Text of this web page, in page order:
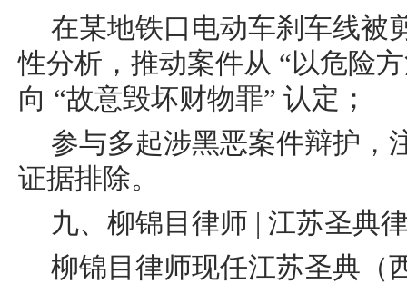
在某地铁口电动车刹车线被
性分析，推动案件从 “以危险
向 “故意毁坏财物罪” 认定；
参与多起涉黑恶案件辩护，
证据排除。
九、柳锦目律师 | 江苏圣典
柳锦目律师现任江苏圣典（